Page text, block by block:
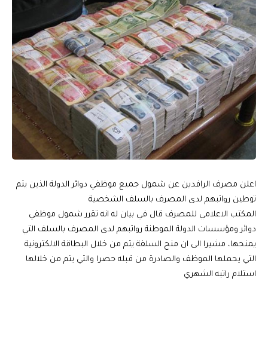
اعلن مصرف الرافدين عن شمول جميع موظفي دوائر الدولة الذين يتم
توطين رواتبهم لدى المصرف بالسلف الشخصية
المكتب الاعلامي للمصرف قال في بيان له انه تقرر شمول موظفي
دوائر ومؤسسات الدولة الموطنة رواتبهم لدى المصرف بالسلف التي
يمنحها، مشيرا الى ان منح السلفة يتم من خلال البطاقة الالكترونية
التي يحملها الموظف والصادرة من قبله حصرا والتي يتم من خلالها
استلام راتبه الشهري